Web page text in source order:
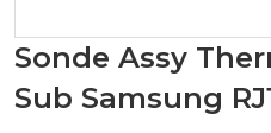
Sonde Assy
Sub Samsung